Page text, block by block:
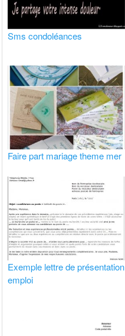
Sms condoléances
Faire part mariage theme mer
Exemple lettre de présentation
emploi